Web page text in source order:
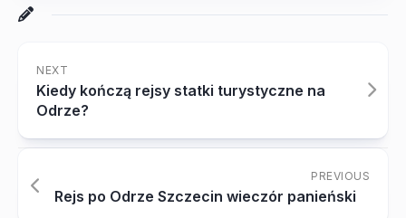
NEXT
Kiedy kończą rejsy statki turystyczne na
Odrze?
PREVIOUS
Rejs po Odrze Szczecin wieczór panieński